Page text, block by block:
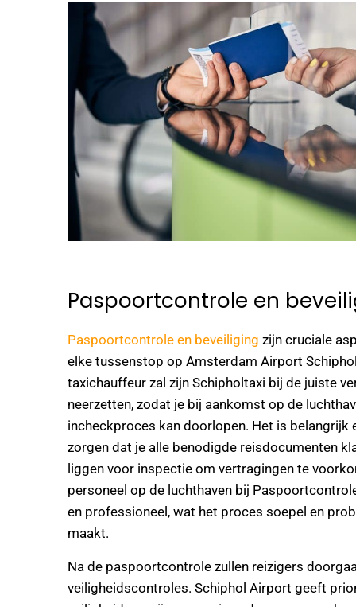
Paspoortcontrole en
Paspoortcontrole en beveiliging zijn cruciale
elke tussenstop op Amsterdam Airport
taxichauffeur zal zijn Schipholtaxi bij de juiste
neerzetten, zodat je bij aankomst op de
incheckproces kan doorlopen. Het is belangrijk
zorgen dat je alle benodigde reisdocumenten
liggen voor inspectie om vertragingen te
personeel op de luchthaven bij
en professioneel, wat het proces soepel en
maakt.
Na de paspoortcontrole zullen reizigers
veiligheidscontroles. Schiphol Airport geeft